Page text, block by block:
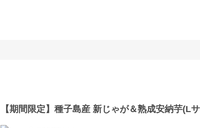
【期間限定】種子島産 新じゃが＆熟成安納芋(L